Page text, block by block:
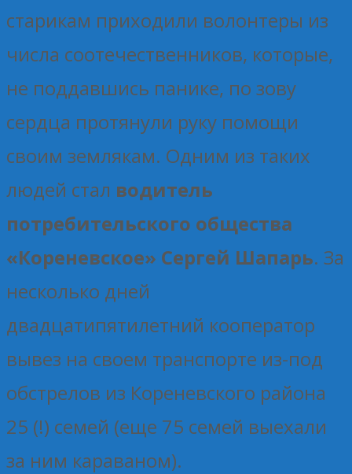
старикам приходили волонтеры из
числа соотечественников, которые,
не поддавшись панике, по зову
сердца протянули руку помощи
своим землякам. Одним из таких
людей стал водитель
потребительского общества
«Кореневское» Сергей Шапарь. За
несколько дней
двадцатипятилетний кооператор
вывез на своем транспорте из-под
обстрелов из Кореневского района
25 (!) семей (еще 75 семей выехали
за ним караваном).